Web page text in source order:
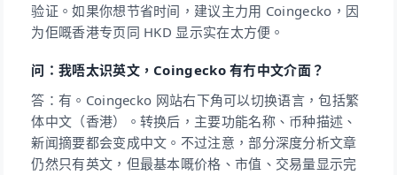
验证。如果你想节省时间，建议主力用 Coingecko，因
为佢嘅香港专页同 HKD 显示实在太方便。
问：我唔太识英文，Coingecko 有冇中文介面？
答：有。Coingecko 网站右下角可以切换语言，包括繁
体中文（香港）。转换后，主要功能名称、币种描述、
新闻摘要都会变成中文。不过注意，部分深度分析文章
仍然只有英文，但最基本嘅价格、市值、交易量显示完